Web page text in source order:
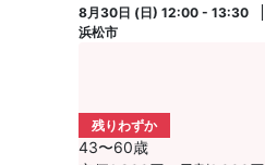
8月30日 (日) 12:00 - 13:30
浜松市
残りわずか
43〜60歳